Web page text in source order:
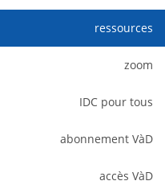
ressources
zoom
IDC pour tous
abonnement VàD
accès VàD